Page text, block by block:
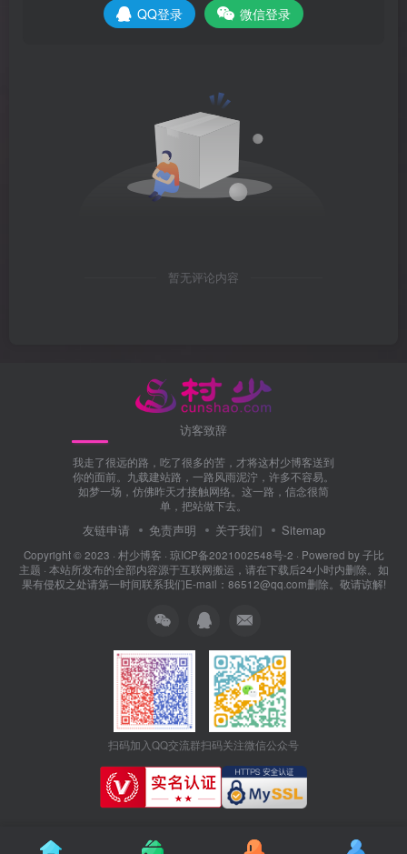
QQ登录 微信登录
暂无评论内容
访客致辞
我走了很远的路，吃了很多的苦，才将这村少博客送到
你的面前。九载建站路，一路风雨泥泞，许多不容易。
如梦一场，仿佛昨天才接触网络。这一路，信念很简
单，把站做下去。
友链申请 免责声明 关于我们 Sitemap
Copyright © 2023 · 村少博客 · 琼ICP备2021002548号-2 · Powered by子比
主题 · 本站所发布的全部内容源于互联网搬运，请在下载后24小时内删除。如
果有侵权之处请第一时间联系我们E-mail：86512@qq.com删除。敬请谅解!
扫码加入QQ交流群扫码关注微信公众号